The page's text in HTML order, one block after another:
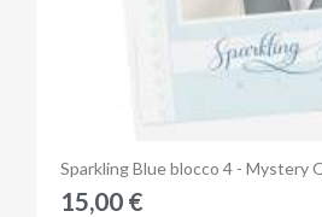
Anteprima
15,00 €